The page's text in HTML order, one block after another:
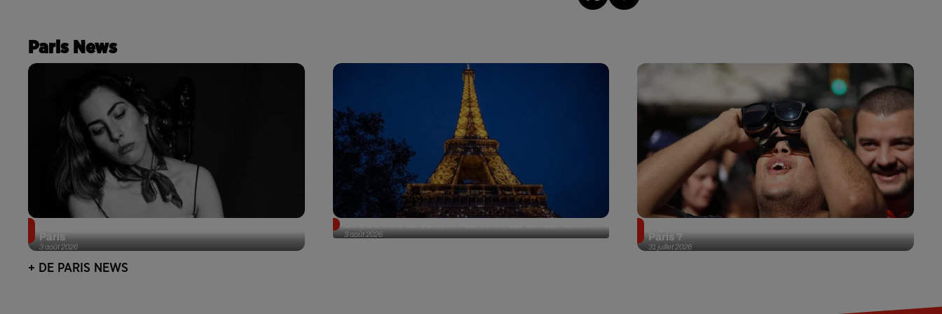
Paris News
3 août 2026
Paris
3 août 2026
31 juillet 2026
Paris ?
+ DE PARIS NEWS